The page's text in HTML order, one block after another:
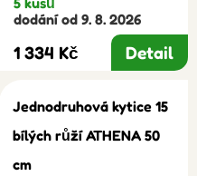
dodání od 9. 8. 2026
1 334 Kč Detail
Jednodruhová kytice 15
bílých růží ATHENA 50
cm